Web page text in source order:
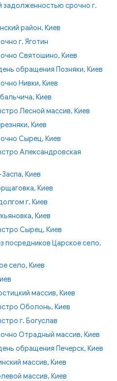
задолженностью срочно г.
район, Киев
г. Яготин
Святошино, Киев
обращения Позняки, Киев
Нивки, Киев
Киев
Лесной массив, Киев
Киев
Сырец, Киев
Александровская
Киев
Киев
г. Киев
Киев
Сырец, Киев
посредников Царское село,
село, Киев
массив, Киев
Оболонь, Киев
г. Богуслав
Отрадный массив, Киев
обращения Печерск, Киев
массив, Киев
массив, Киев